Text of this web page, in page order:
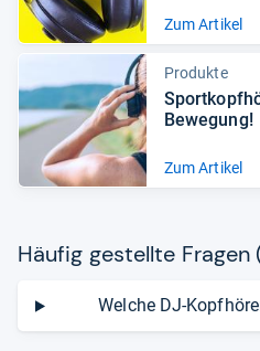
Zum Artikel
Produkte
Bewe­gung!
Zum Artikel
Häu­fig gestellte Fra­gen
Welche DJ-